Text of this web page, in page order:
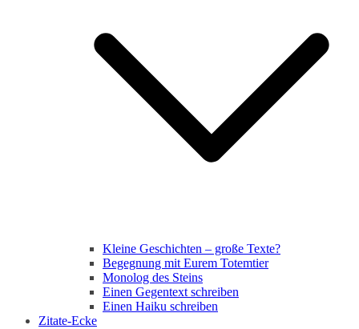
Kleine Geschichten – große Texte?
Begegnung mit Eurem Totemtier
Monolog des Steins
Einen Gegentext schreiben
Einen Haiku schreiben
Zitate-Ecke